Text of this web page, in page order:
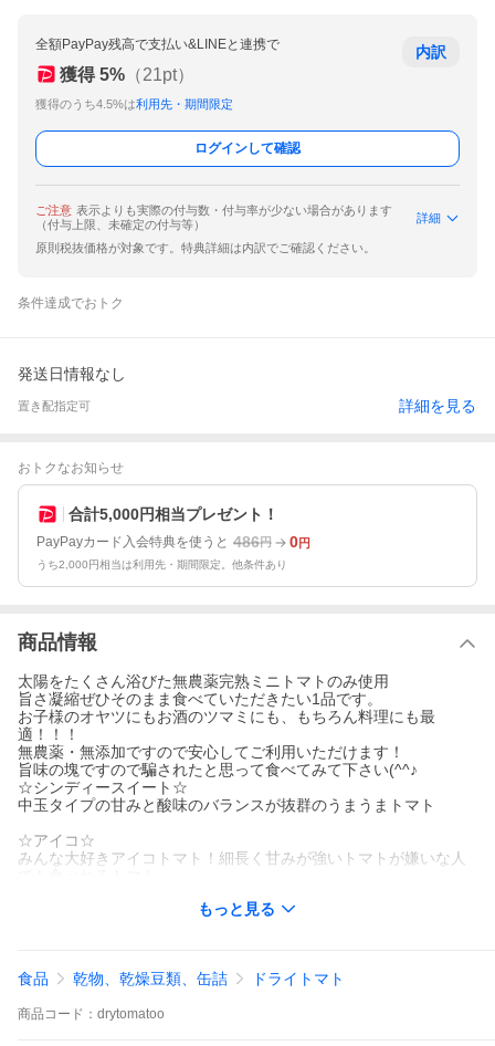
全額PayPay残高で支払い&LINEと連携で
獲得 5% （21pt）
獲得のうち4.5%は利用先・期間限定
内訳
ログインして確認
ご注意 表示よりも実際の付与数・付与率が少ない場合があります
（付与上限、未確定の付与等）
詳細
原則税抜価格が対象です。特典詳細は内訳でご確認ください。
条件達成でおトク
発送日情報なし
置き配指定可 詳細を見る
おトクなお知らせ
合計5,000円相当プレゼント！
PayPayカード入会特典を使うと 486円 0円
うち2,000円相当は利用先・期間限定。他条件あり
商品情報
太陽をたくさん浴びた無農薬完熟ミニトマトのみ使用
旨さ凝縮ぜひそのまま食べていただきたい1品です。
お子様のオヤツにもお酒のツマミにも、もちろん料理にも最
適！！！
無農薬・無添加ですので安心してご利用いただけます！
旨味の塊ですので騙されたと思って食べてみて下さい(^^♪
☆シンディースイート☆
中玉タイプの甘みと酸味のバランスが抜群のうまうまトマト
☆アイコ☆
みんな大好きアイコトマト！細長く甘みが強いトマトが嫌いな人
上記の３種類を贅沢にもミックスでお送り致します。
もっと見る
食品 乾物、乾燥豆類、缶詰 ドライトマト
商品 コード： drytomatoo